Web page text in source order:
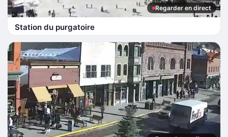
Regarder en direct
Station du purgatoire